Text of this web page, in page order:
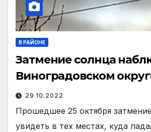
В РАЙОНЕ
Затмение солнца
Виноградовском
29.10.2022
Прошедшее 25 октября
увидеть в тех местах, куда